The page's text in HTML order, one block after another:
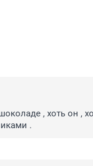
, хоть он ,
.